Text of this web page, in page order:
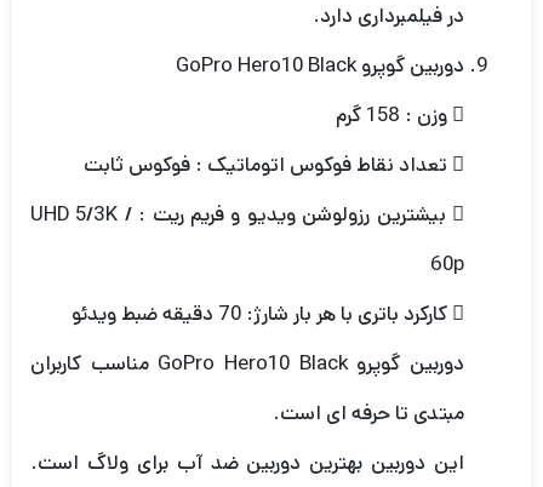
در فیلمبرداری دارد.
دوربین گوپرو GoPro Hero10 Black
 وزن : 158 گرم
 تعداد نقاط فوکوس اتوماتیک : فوکوس ثابت
 بیشترین رزولوشن ویدیو و فریم ریت : UHD 5/3K /
60p
 کارکرد باتری با هر بار شارژ: 70 دقیقه ضبط ویدئو
دوربین گوپرو GoPro Hero10 Black مناسب کاربران
مبتدی تا حرفه ای است.
این دوربین بهترین دوربین ضد آب برای ولاگ است.